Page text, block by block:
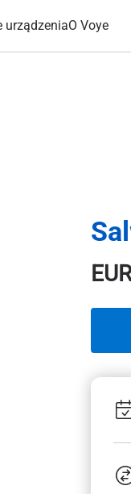
urządzeniaO Voye
EUR